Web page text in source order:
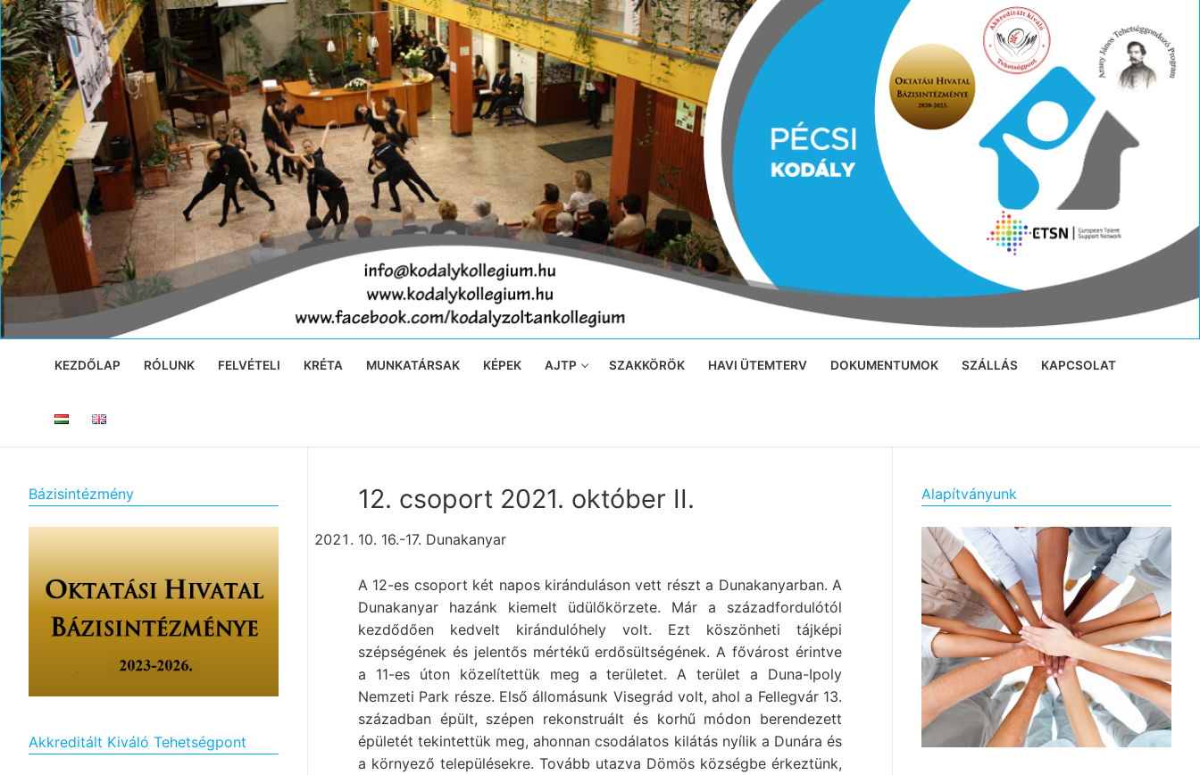
Ugrás
a
tartalomra
KEZDŐLAP RÓLUNK FELVÉTELI KRÉTA MUNKATÁRSAK KÉPEK AJTP SZAKKÖRÖK HAVI ÜTEMTERV DOKUMENTUMOK SZÁLLÁS KAPCSOLAT
12. csoport 2021. október II.
10. 16.-17. Dunakanyar
A 12-es csoport két napos kiránduláson vett részt a Dunakanyarban. A
Dunakanyar hazánk kiemelt üdülőkörzete. Már a századfordulótól
kezdődően kedvelt kirándulóhely volt. Ezt köszönheti tájképi
szépségének és jelentős mértékű erdősültségének. A fővárost érintve
a 11-es úton közelítettük meg a területet. A terület a Duna-Ipoly
Nemzeti Park része. Első állomásunk Visegrád volt, ahol a Fellegvár 13.
században épült, szépen rekonstruált és korhű módon berendezett
épületét tekintettük meg, ahonnan csodálatos kilátás nyílik a Dunára és
a környező településekre. Tovább utazva Dömös községbe érkeztünk,
Alapítványunk
Bázisintézmény
Akkreditált Kiváló Tehetségpont